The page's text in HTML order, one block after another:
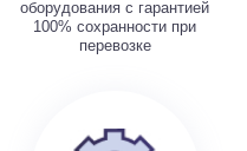
оборудования с гарантией
100% сохранности при
перевозке